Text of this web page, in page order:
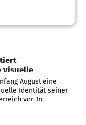
gemeinsam mit
FloGu OG einen neuen
„Keep Cool“ ist zu
visuelle
August eine
Identität seiner
vor. Im
stehen zentrale